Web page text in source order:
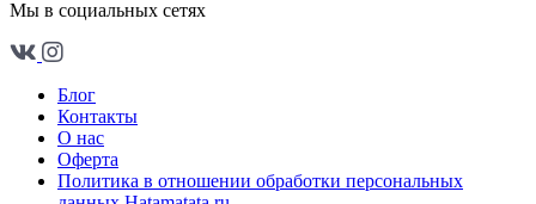
Мы в социальных сетях
Блог
Контакты
О нас
Оферта
Политика в отношении обработки персональных